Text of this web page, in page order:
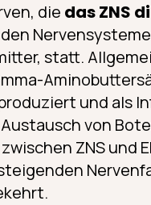
die das ZNS
statt.
und als
von
ZNS und